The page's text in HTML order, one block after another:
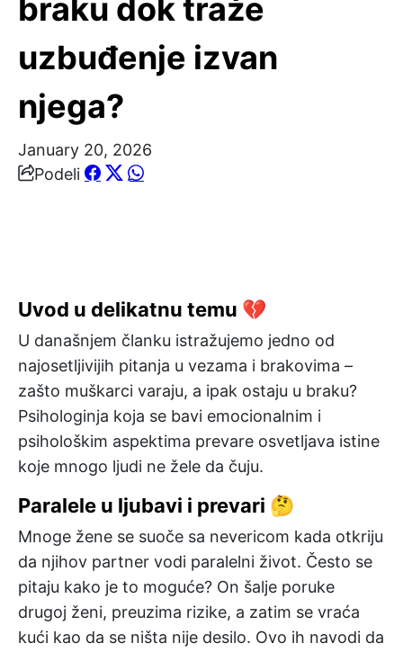
braku dok traže
uzbuđenje izvan
njega?
January 20, 2026
Podeli
Uvod u delikatnu temu 💔
U današnjem članku istražujemo jedno od
najosetljivijih pitanja u vezama i brakovima –
zašto muškarci varaju, a ipak ostaju u braku?
Psihologinja koja se bavi emocionalnim i
psihološkim aspektima prevare osvetljava istine
koje mnogo ljudi ne žele da čuju.
Paralele u ljubavi i prevari 🤔
Mnoge žene se suoče sa nevericom kada otkriju
da njihov partner vodi paralelni život. Često se
pitaju kako je to moguće? On šalje poruke
drugoj ženi, preuzima rizike, a zatim se vraća
kući kao da se ništa nije desilo. Ovo ih navodi da